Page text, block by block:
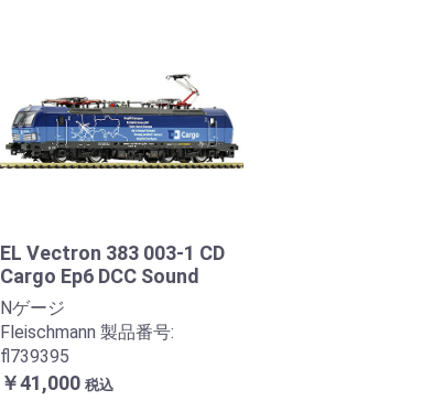
EL Vectron 383 003-1 CD
Cargo Ep6 DCC Sound
Nゲージ
Fleischmann 製品番号:
fl739395
￥41,000 税込